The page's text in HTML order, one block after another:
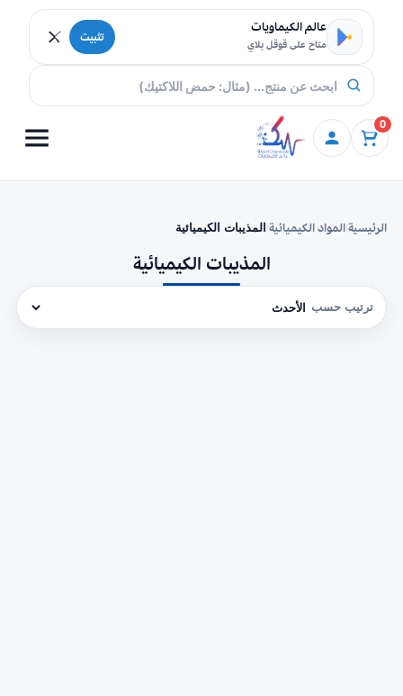
تخطي إلى المحتوى
عالم الكيماويات
متاح على قوقل بلاي تثبيت
0
الرئيسيةالمواد الكيميائية المذيبات الكيميائية
المذيبات الكيميائية
ترتيب حسب